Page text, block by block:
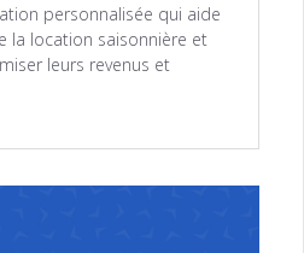
personnalisée qui aide
la location saisonnière et
leurs revenus et